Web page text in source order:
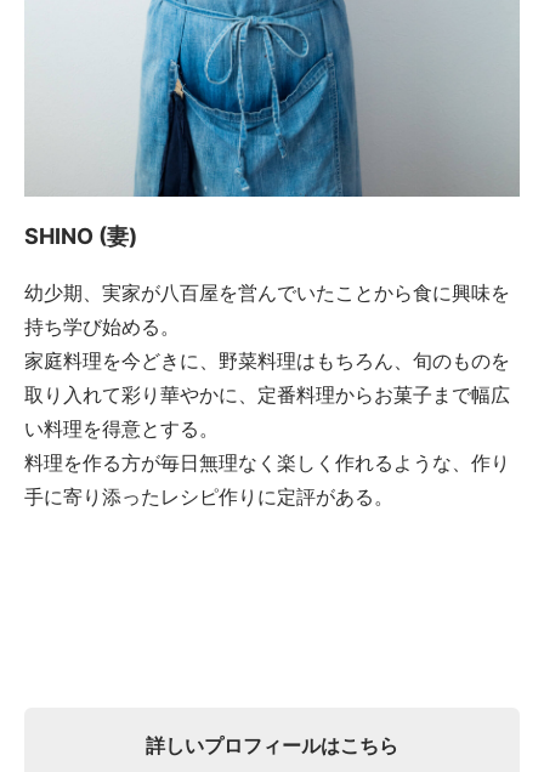
SHINO (妻)
幼少期、実家が八百屋を営んでいたことから食に興味を
持ち学び始める。
家庭料理を今どきに、野菜料理はもちろん、旬のものを
取り入れて彩り華やかに、定番料理からお菓子まで幅広
い料理を得意とする。
料理を作る方が毎日無理なく楽しく作れるような、作り
手に寄り添ったレシピ作りに定評がある。
詳しいプロフィールはこちら